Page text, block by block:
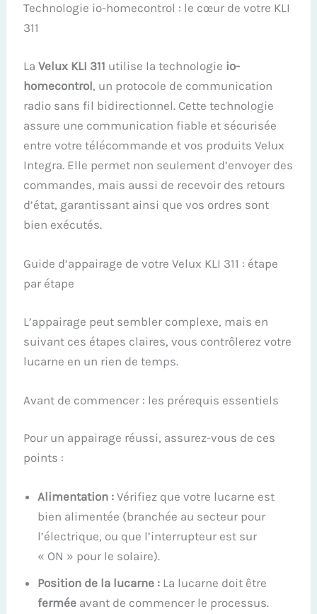
Technologie io-homecontrol : le cœur de votre KLI
311
LaVelux KLI 311 utilise la technologie io-
homecontrol, un protocole de communication
radio sans fil bidirectionnel. Cette technologie
assure une communication fiable et sécurisée
entre votre télécommande et vos produits Velux
Integra. Elle permet non seulement d’envoyer des
commandes, mais aussi de recevoir des retours
d’état, garantissant ainsi que vos ordres sont
bien exécutés.
Guide d’appairage de votre Velux KLI 311 : étape
par étape
L’appairage peut sembler complexe, mais en
suivant ces étapes claires, vous contrôlerez votre
lucarne en un rien de temps.
Avant de commencer : les prérequis essentiels
Pour un appairage réussi, assurez-vous de ces
points :
Alimentation : Vérifiez que votre lucarne est
bien alimentée (branchée au secteur pour
l’électrique, ou que l’interrupteur est sur
« ON » pour le solaire).
Position de la lucarne : La lucarne doit être
fermée avant de commencer le processus.